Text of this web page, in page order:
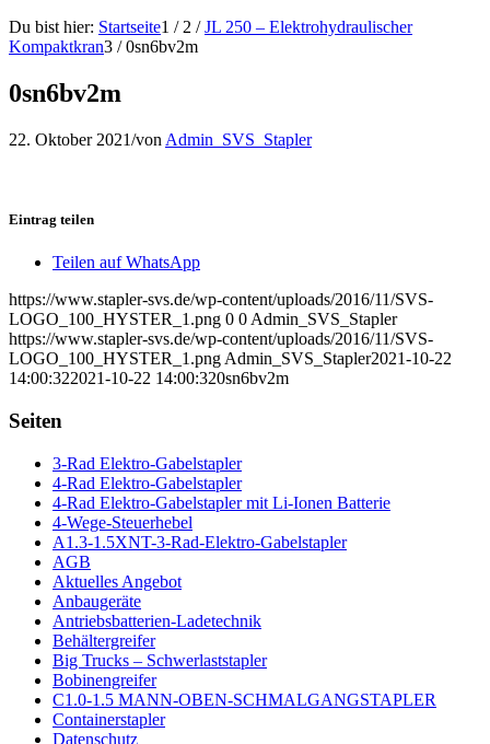
Du bist hier: Startseite1 / 2 / JL 250 – Elektrohydraulischer
Kompaktkran3 / 0sn6bv2m
0sn6bv2m
22. Oktober 2021/von Admin_SVS_Stapler
Eintrag teilen
Teilen auf WhatsApp
https://www.stapler-svs.de/wp-content/uploads/2016/11/SVS-
LOGO_100_HYSTER_1.png 0 0 Admin_SVS_Stapler
https://www.stapler-svs.de/wp-content/uploads/2016/11/SVS-
LOGO_100_HYSTER_1.png Admin_SVS_Stapler2021-10-22
14:00:322021-10-22 14:00:320sn6bv2m
Seiten
3-Rad Elektro-Gabelstapler
4-Rad Elektro-Gabelstapler
4-Rad Elektro-Gabelstapler mit Li-Ionen Batterie
4-Wege-Steuerhebel
A1.3-1.5XNT-3-Rad-Elektro-Gabelstapler
AGB
Aktuelles Angebot
Anbaugeräte
Antriebsbatterien-Ladetechnik
Behältergreifer
Big Trucks – Schwerlaststapler
Bobinengreifer
C1.0-1.5 MANN-OBEN-SCHMALGANGSTAPLER
Containerstapler
Datenschutz